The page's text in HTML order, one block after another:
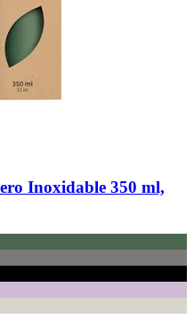
Inoxidable 350 ml,